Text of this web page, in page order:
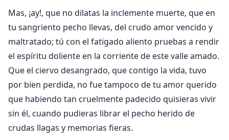
Mas, ¡ay!, que no dilatas la inclemente muerte, que en
tu sangriento pecho llevas, del crudo amor vencido y
maltratado; tú con el fatigado aliento pruebas a rendir
el espíritu doliente en la corriente de este valle amado.
Que el ciervo desangrado, que contigo la vida, tuvo
por bien perdida, no fue tampoco de tu amor querido
que habiendo tan cruelmente padecido quisieras vivir
sin él, cuando pudieras librar el pecho herido de
crudas llagas y memorias fieras.